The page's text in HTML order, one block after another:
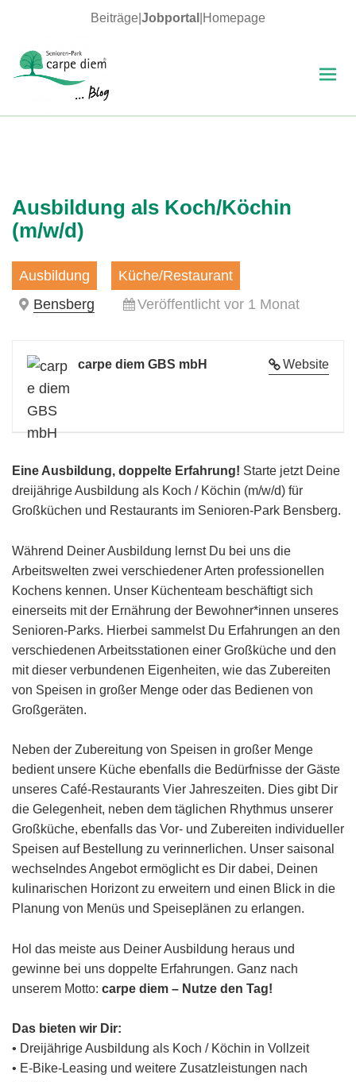
Beiträge Jobportal Homepage
Ausbildung als Koch/Köchin
(m/w/d)
Ausbildung
Küche/Restaurant
Bensberg
Veröffentlicht vor 1 Monat
Website
carpe diem GBS mbH
Eine Ausbildung, doppelte Erfahrung! Starte jetzt Deine
dreijährige Ausbildung als Koch / Köchin (m/w/d) für
Großküchen und Restaurants im Senioren-Park Bensberg.
Während Deiner Ausbildung lernst Du bei uns die
Arbeitswelten zwei verschiedener Arten professionellen
Kochens kennen. Unser Küchenteam beschäftigt sich
einerseits mit der Ernährung der Bewohner*innen unseres
Senioren-Parks. Hierbei sammelst Du Erfahrungen an den
verschiedenen Arbeitsstationen einer Großküche und den
mit dieser verbundenen Eigenheiten, wie das Zubereiten
von Speisen in großer Menge oder das Bedienen von
Großgeräten.
Neben der Zubereitung von Speisen in großer Menge
bedient unsere Küche ebenfalls die Bedürfnisse der Gäste
unseres Café-Restaurants Vier Jahreszeiten. Dies gibt Dir
die Gelegenheit, neben dem täglichen Rhythmus unserer
Großküche, ebenfalls das Vor- und Zubereiten individueller
Speisen auf Bestellung zu verinnerlichen. Unser saisonal
wechselndes Angebot ermöglicht es Dir dabei, Deinen
kulinarischen Horizont zu erweitern und einen Blick in die
Planung von Menüs und Speiseplänen zu erlangen.
Hol das meiste aus Deiner Ausbildung heraus und
gewinne bei uns doppelte Erfahrungen. Ganz nach
unserem Motto: carpe diem – Nutze den Tag!
Das bieten wir Dir:
• Dreijährige Ausbildung als Koch / Köchin in Vollzeit
• E-Bike-Leasing und weitere Zusatzleistungen nach